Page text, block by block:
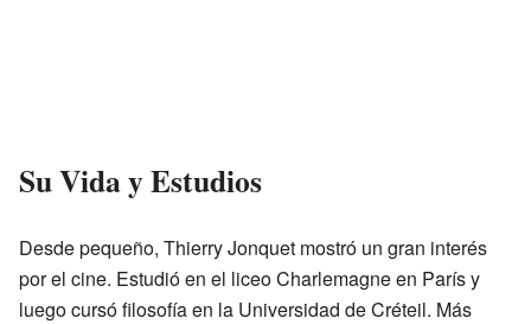
Su Vida y Estudios
Desde pequeño, Thierry Jonquet mostró un gran interés
por el cine. Estudió en el liceo Charlemagne en París y
luego cursó filosofía en la Universidad de Créteil. Más